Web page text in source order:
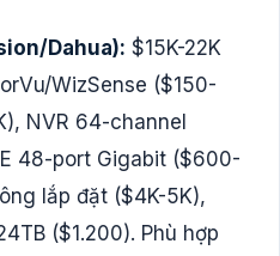
Dahua): $15K-22K
WizSense ($150-
NVR 64-channel
48-port Gigabit ($600-
lắp đặt ($4K-5K),
($1.200). Phù hợp